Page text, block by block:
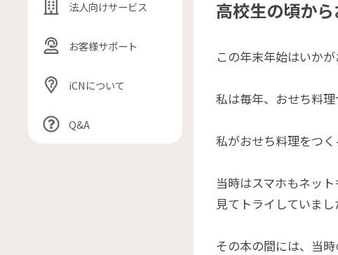
法人向けサービス
お客様サポート
iCNについて
Q&A
高校生の頃か
この年末年始はいか
私は毎年、おせち料理
私がおせち料理をつく
当時はスマホもネッ
見てトライしていまし
その本の間には、当時